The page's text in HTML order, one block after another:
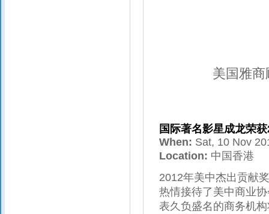
美国雅
国际著名影星成龙荣
When: Sat, 10 Nov
Location: 中国香港
2012年美中杰出贡献
热情接待了美中商业
表久负盛名的商务机